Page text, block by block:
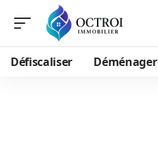
Défiscaliser Déménager